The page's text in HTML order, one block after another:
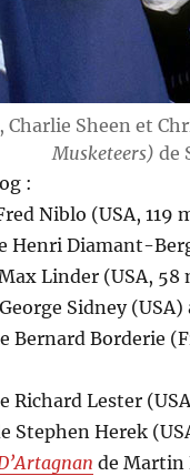
Sheen et
Musketeers) de
:
Niblo (USA, 119
Henri Diamant-
Linder (USA,
Sidney
Bernard Borderie
Richard Lester
Stephen Herek
de Martin